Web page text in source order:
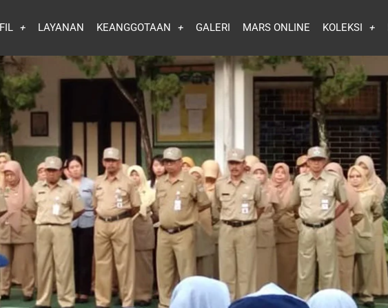
LAYANAN KEANGGOTAAN GALERI MARS ONLINE KOLEKSI